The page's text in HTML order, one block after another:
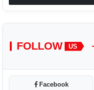
FOLLOW US
Facebook